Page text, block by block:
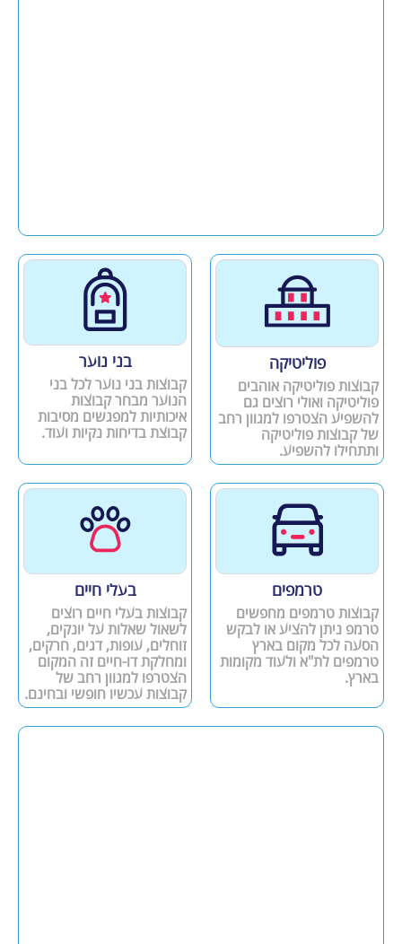
פוליטיקה
קבוצות פוליטיקה אוהבים
פוליטיקה ואולי רוצים גם
להשפיע הצטרפו למגוון רחב
של קבוצות פוליטיקה
ותתחילו להשפיע.
בני נוער
קבוצות בני נוער לכל בני
הנוער מבחר קבוצות
איכותיות למפגשים מסיבות
קבוצת בדיחות נקיות ועוד.
טרמפים
קבוצות טרמפים מחפשים
טרמפ ניתן להציע או לבקש
הסעה לכל מקום בארץ
טרמפים לת"א ולעוד מקומות
בארץ.
בעלי חיים
קבוצות בעלי חיים רוצים
לשאול שאלות על יונקים,
זוחלים, עופות, דגים, חרקים,
ומחלקת דו-חיים זה המקום
הצטרפו למגוון רחב של
קבוצות עכשיו חופשי ובחינם.